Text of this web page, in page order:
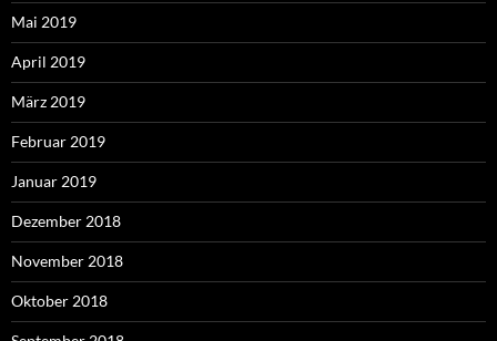
Mai 2019
April 2019
März 2019
Februar 2019
Januar 2019
Dezember 2018
November 2018
Oktober 2018